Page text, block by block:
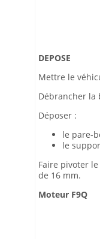
DEPOSE
Mettre le
Débrancher la
Déposer :
le pare-
le
Faire pivoter
de 16 mm.
Moteur F9Q